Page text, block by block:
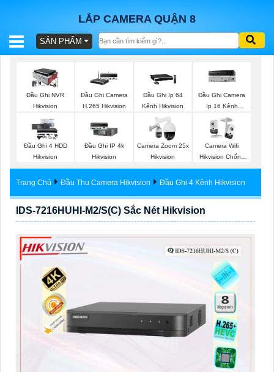
LẮP CAMERA QUẬN 8
BÁO
TRỌN
VẤN
LẮP
SẢN PHẨM
Đầu Ghi NVR
Hikvision
Đầu Ghi Camera
H.265 Hikvision
Đầu Ghi Ip 64
Kênh Hikvision
Đầu Ghi Camera
Ip 16 Kênh
Hikvision
Đầu Ghi 4 HDD
Hikvision
Đầu Ghi IP 4k
Hikvision
Camera Zoom 25x
Hikvision
Camera Wifi
Hikvision Chống
Trộm
Trang Chủ Đầu Thu Camera Hikvision Đầu Ghi 4 Kênh Hikvision
IDS-7216HUHI-M2/S(C) Sắc Nét Hikvision